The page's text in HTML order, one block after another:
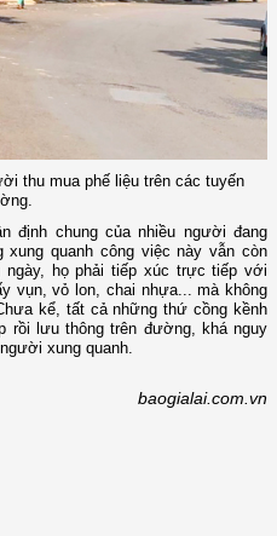
thu mua phế liệu trên các tuyến
định chung của nhiều người đang
quanh công việc này vẫn còn
họ phải tiếp xúc trực tiếp với
vụn, vỏ lon, chai nhựa... mà không
kể, tất cả những thứ cồng kềnh
rồi lưu thông trên đường, khá nguy
xung quanh.
baogialai.com.vn